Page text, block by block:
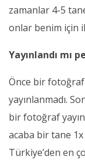
zamanlar 4-5
onlar benim için
Yayınlandı mı
Önce bir
yayınlanmadı.
bir fotoğraf
acaba bir tane
Türkiye’den en